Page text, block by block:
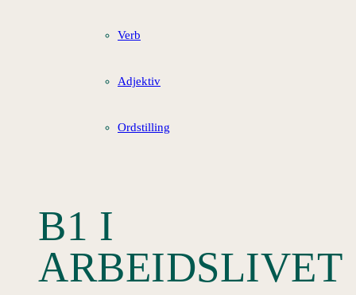
Verb
Adjektiv
Ordstilling
B1 I
ARBEIDSLIVET